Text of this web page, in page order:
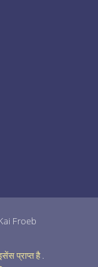
Froeb
प्राप्त है.